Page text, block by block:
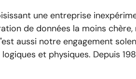
une entreprise
de données la moins
"est aussi notre engagement
et physiques. Depuis